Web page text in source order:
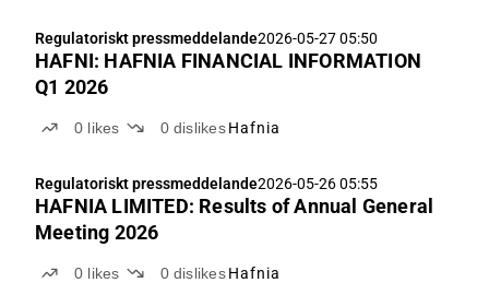
Regulatoriskt pressmeddelande2026-05-27 05:50
HAFNI: HAFNIA FINANCIAL INFORMATION
Q1 2026
0 likes 0 dislikes Hafnia
Regulatoriskt pressmeddelande2026-05-26 05:55
HAFNIA LIMITED: Results of Annual General
Meeting 2026
0 likes 0 dislikes Hafnia